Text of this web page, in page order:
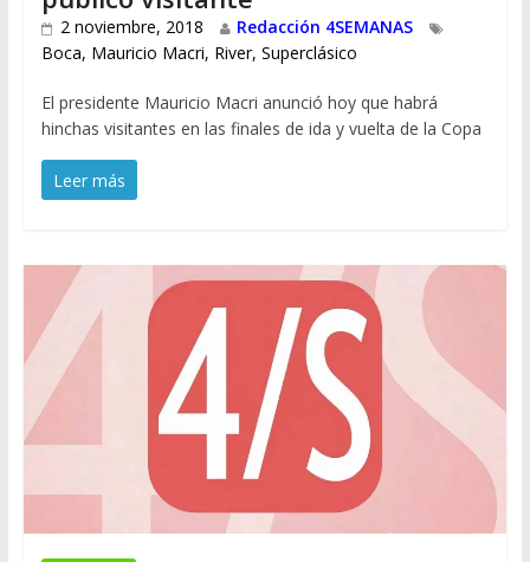
2 noviembre, 2018
Redacción 4SEMANAS
Boca, Mauricio Macri, River, Superclásico
El presidente Mauricio Macri anunció hoy que habrá
hinchas visitantes en las finales de ida y vuelta de la Copa
Leer más